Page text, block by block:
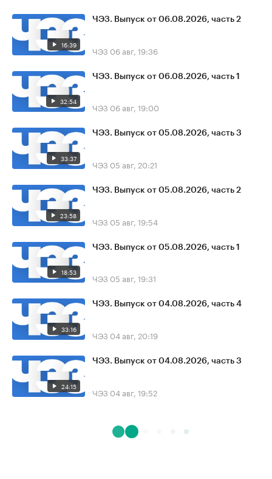
16:39
ЧЭЗ. Выпуск от 06.08.2026, часть 2
ЧЭЗ 06 авг, 19:36
32:54
ЧЭЗ. Выпуск от 06.08.2026, часть 1
ЧЭЗ 06 авг, 19:00
33:37
ЧЭЗ. Выпуск от 05.08.2026, часть 3
ЧЭЗ 05 авг, 20:21
23:58
ЧЭЗ. Выпуск от 05.08.2026, часть 2
ЧЭЗ 05 авг, 19:54
18:53
ЧЭЗ. Выпуск от 05.08.2026, часть 1
ЧЭЗ 05 авг, 19:31
33:16
ЧЭЗ. Выпуск от 04.08.2026, часть 4
ЧЭЗ 04 авг, 20:19
24:15
ЧЭЗ. Выпуск от 04.08.2026, часть 3
ЧЭЗ 04 авг, 19:52